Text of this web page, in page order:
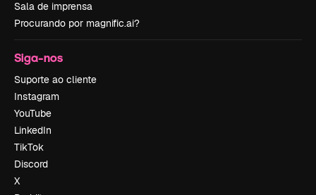
Sala de imprensa
Procurando por magnific.ai?
Siga-nos
Suporte ao cliente
Instagram
YouTube
LinkedIn
TikTok
Discord
X